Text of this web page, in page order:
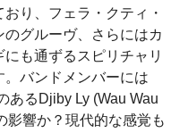
り、フェラ・クティ・
グルーヴ、さらにはカ
も通ずるスピリチャリ
バンドメンバーには
あるDjiby Ly (Wau Wau
影響か？現代的な感覚も